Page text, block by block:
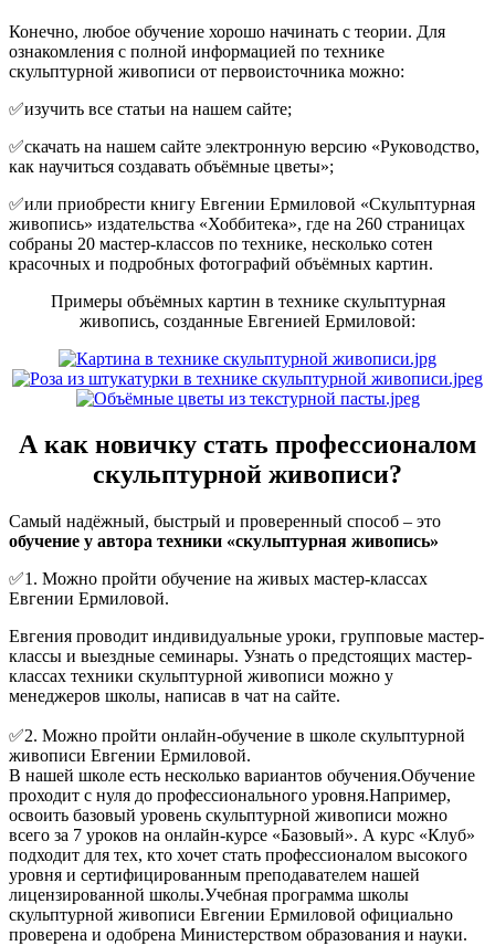
Конечно, любое обучение хорошо начинать с теории. Для
ознакомления с полной информацией по технике
скульптурной живописи от первоисточника можно:
✅изучить все статьи на нашем сайте;
✅скачать на нашем сайте электронную версию «Руководство,
как научиться создавать объёмные цветы»;
✅или приобрести книгу Евгении Ермиловой «Скульптурная
живопись» издательства «Хоббитека», где на 260 страницах
собраны 20 мастер-классов по технике, несколько сотен
красочных и подробных фотографий объёмных картин.
Примеры объёмных картин в технике скульптурная
живопись, созданные Евгенией Ермиловой:
А как новичку стать профессионалом
скульптурной живописи?
Самый надёжный, быстрый и проверенный способ – это
обучение у автора техники «скульптурная живопись»
✅1. Можно пройти обучение на живых мастер-классах
Евгении Ермиловой.
Евгения проводит индивидуальные уроки, групповые мастер-
классы и выездные семинары. Узнать о предстоящих мастер-
классах техники скульптурной живописи можно у
менеджеров школы, написав в чат на сайте.
✅2. Можно пройти онлайн-обучение в школе скульптурной
живописи Евгении Ермиловой.
В нашей школе есть несколько вариантов обучения.Обучение
проходит с нуля до профессионального уровня.Например,
освоить базовый уровень скульптурной живописи можно
всего за 7 уроков на онлайн-курсе «Базовый». А курс «Клуб»
подходит для тех, кто хочет стать профессионалом высокого
уровня и сертифицированным преподавателем нашей
лицензированной школы.Учебная программа школы
скульптурной живописи Евгении Ермиловой официально
проверена и одобрена Министерством образования и науки.